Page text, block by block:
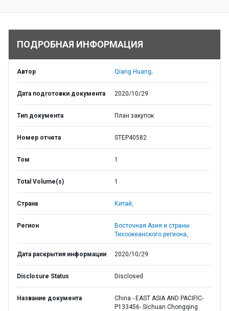
ПОДРОБНАЯ ИНФОРМАЦИЯ
Автор Qiang Huang;
Дата подготовки документа 2020/10/29
Тип документа План закупок
Номер отчета STEP40582
Том 1
Total Volume(s) 1
Страна Китай,
Регион
Восточная Азия и страны
Тихоокеанского региона,
Дата раскрытия информации 2020/10/29
Disclosure Status Disclosed
Название документа
China - EAST ASIA AND PACIFIC-
P133456- Sichuan Chongqing